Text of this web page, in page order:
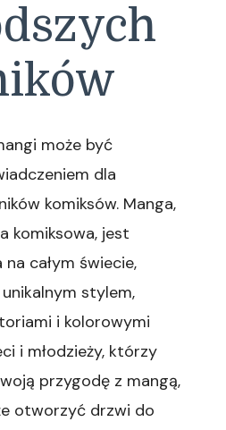
może być
dla
komiksów. Manga,
komiksowa, jest
całym świecie,
stylem,
i kolorowymi
i młodzieży, którzy
przygodę z mangą,
otworzyć drzwi do